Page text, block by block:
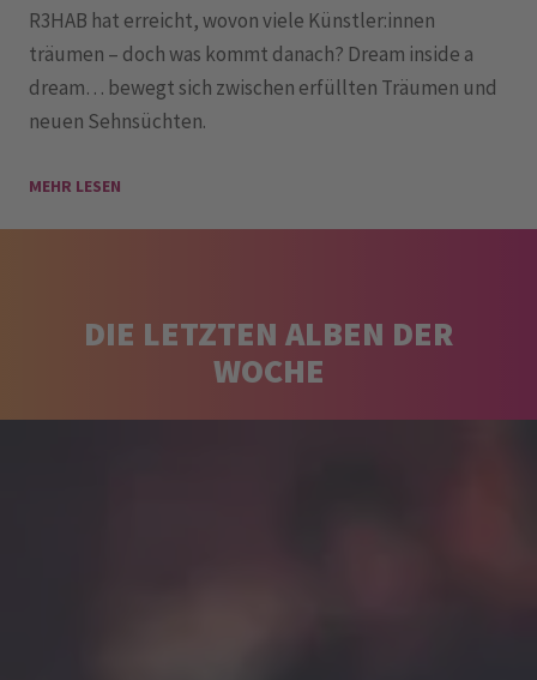
R3HAB hat erreicht, wovon viele Künstler:innen
träumen – doch was kommt danach? Dream inside a
dream… bewegt sich zwischen erfüllten Träumen und
neuen Sehnsüchten.
MEHR LESEN
DIE LETZTEN ALBEN DER
WOCHE